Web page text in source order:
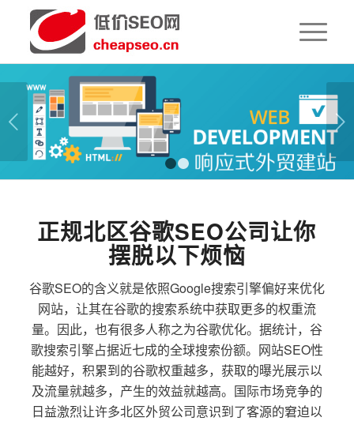
下一页
1 2
正规北区谷歌SEO公司让你
摆脱以下烦恼
谷歌SEO的含义就是依照Google搜索引擎偏好来优化
网站，让其在谷歌的搜索系统中获取更多的权重流
量。因此，也有很多人称之为谷歌优化。据统计，谷
歌搜索引擎占据近七成的全球搜索份额。网站SEO性
能越好，积累到的谷歌权重越多，获取的曝光展示以
及流量就越多，产生的效益就越高。国际市场竞争的
日益激烈让许多北区外贸公司意识到了客源的窘迫以